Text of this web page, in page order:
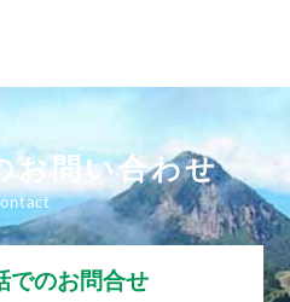
お問い合わせ
でのお問合せ